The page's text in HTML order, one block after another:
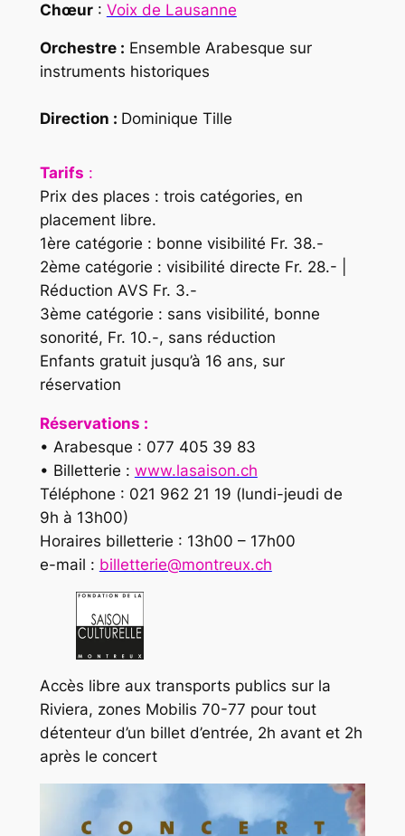
Chœur: Voix de Lausanne
Orchestre : Ensemble Arabesque sur
instruments historiques
Direction : Dominique Tille
Tarifs :
Prix des places : trois catégories, en
placement libre.
1ère catégorie : bonne visibilité Fr. 38.-
2ème catégorie : visibilité directe Fr. 28.- |
Réduction AVS Fr. 3.-
3ème catégorie : sans visibilité, bonne
sonorité, Fr. 10.-, sans réduction
Enfants gratuit jusqu’à 16 ans, sur
réservation
Réservations :
• Arabesque : 077 405 39 83
• Billetterie : www.lasaison.ch
Téléphone : 021 962 21 19 (lundi-jeudi de
9h à 13h00)
Horaires billetterie : 13h00 – 17h00
e-mail : billetterie@montreux.ch
Accès libre aux transports publics sur la
Riviera, zones Mobilis 70-77 pour tout
détenteur d’un billet d’entrée, 2h avant et 2h
après le concert